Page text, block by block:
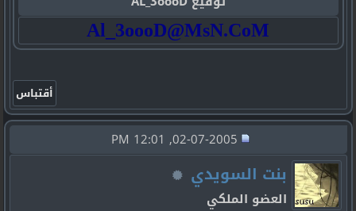
Al_3oooD@MsN.CoM
02-07-2005, 12:01 PM
بنت السويدي
العضو الملكي